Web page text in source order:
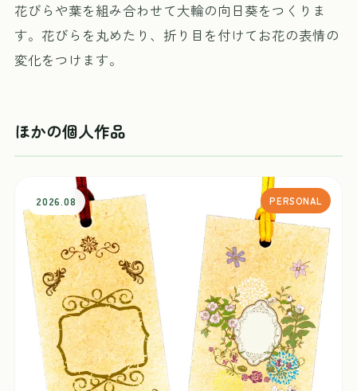
花びらや葉を組み合わせて大輪の向日葵をつくりま
す。花びらを丸めたり、折り目を付けてお花の表情の
変化をつけます。
ほかの個人作品
2026.08 PERSONAL